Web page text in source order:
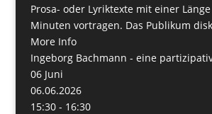
Prosa- oder Lyriktexte mit einer
Minuten vortragen. Das Publikum
More Info
Ingeborg Bachmann - eine
06 Juni
06.06.2026
15:30 - 16:30